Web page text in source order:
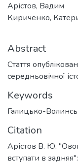
Арістов, Вадим
Кириченко,
Abstract
Стаття
середньовічної
Keywords
Галицько-
Citation
Арістов В. Ю.
вступати в